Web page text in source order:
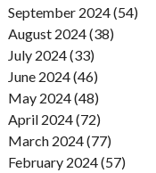
September 2024 (54)
August 2024 (38)
July 2024 (33)
June 2024 (46)
May 2024 (48)
April 2024 (72)
March 2024 (77)
February 2024 (57)